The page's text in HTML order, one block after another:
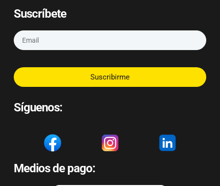
Suscríbete
Suscribirme
Síguenos:
Medios de pago: